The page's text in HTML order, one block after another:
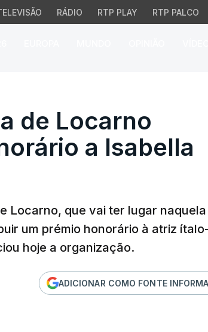
RÁDIO RTP PLAY RTP PALCO
Locarno
de Locarno
a Isabella
Locarno, que vai ter lugar naquela
um prémio honorário à atriz ítalo-
hoje a organização.
ADICIONAR COMO FONTE